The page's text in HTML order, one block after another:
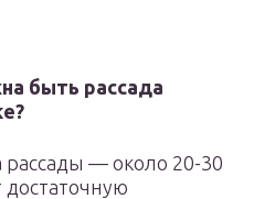
быть рассада
— около 20-30
достаточную